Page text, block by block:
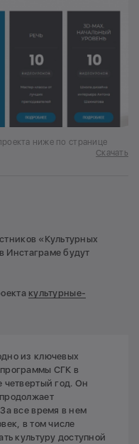
ниже по странице
Скачать
«Культурных
Инстаграме будут
культурные-
из ключевых
СГК в
четвертый год. Он
все время в нем
в том числе
культуру доступной